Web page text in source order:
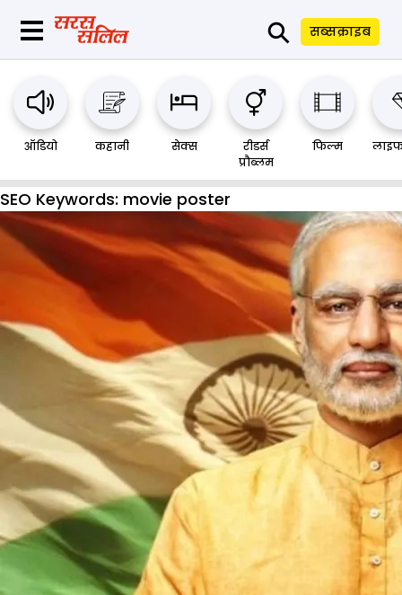
⚲ सब्सक्राइब
ऑडियो कहानी सेक्स
रीडर्स
प्रौब्लम
फिल्म
SEO Keywords: movie poster